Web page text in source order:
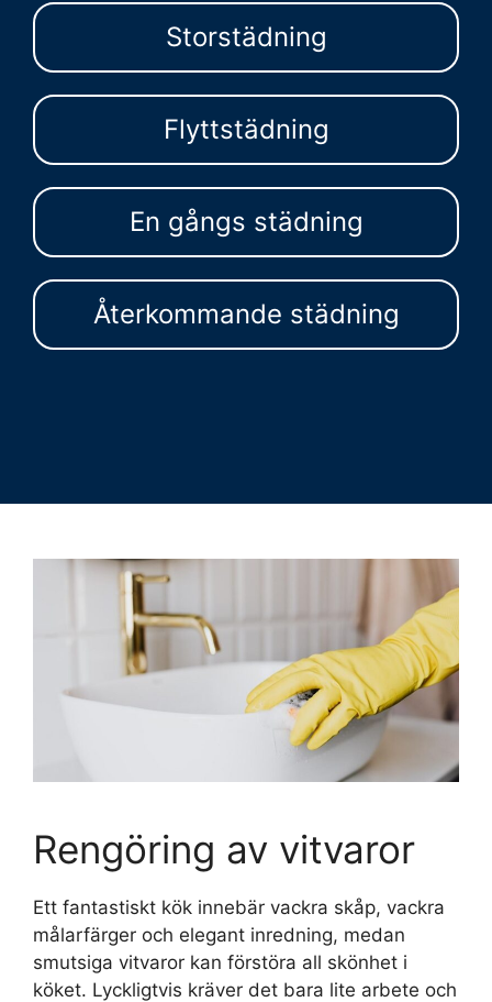
Storstädning
Flyttstädning
En gångs städning
Återkommande städning
Rengöring av vitvaror
Ett fantastiskt kök innebär vackra skåp, vackra
målarfärger och elegant inredning, medan
smutsiga vitvaror kan förstöra all skönhet i
köket. Lyckligtvis kräver det bara lite arbete och